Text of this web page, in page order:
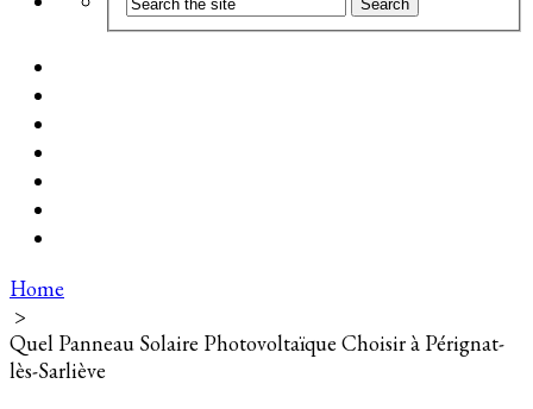
Home
>
Quel Panneau Solaire Photovoltaïque Choisir à Pérignat-
lès-Sarliève